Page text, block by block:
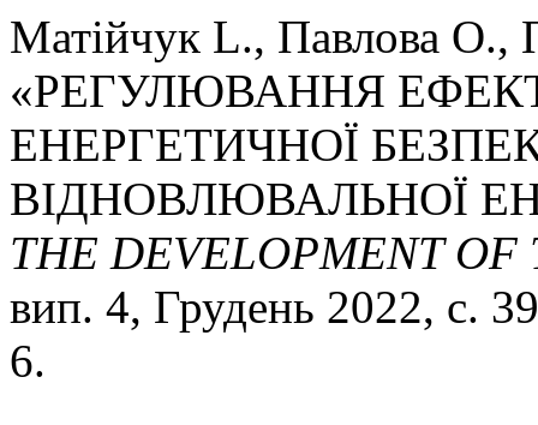
Матійчук L., Павлова O.,
«РЕГУЛЮВАННЯ
ЕНЕРГЕТИЧНОЇ
ВІДНОВЛЮВАЛЬНОЇ
THE DEVELOPMENT OF
вип. 4, Грудень 2022, с.
6.